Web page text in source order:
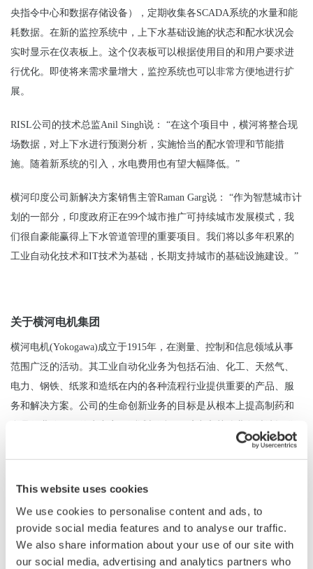
This website uses cookies
We use cookies to personalise content and ads, to
provide social media features and to analyse our traffic.
We also share information about your use of our site with
our social media, advertising and analytics partners who
央指令中心和数据存储设备），定期收集各SCADA系统的水量和能
耗数据。在新的监控系统中，上下水基础设施的状态和配水状况会
实时显示在仪表板上。这个仪表板可以根据使用目的和用户要求进
行优化。即使将来需求量增大，监控系统也可以非常方便地进行扩
展。
RISL公司的技术总监Anil Singh说： “在这个项目中，横河将整合现
场数据，对上下水进行预测分析，实施恰当的配水管理和节能措
施。随着新系统的引入，水电费用也有望大幅降低。”
横河印度公司新解决方案销售主管Raman Garg说： “作为智慧城市计
划的一部分，印度政府正在99个城市推广可持续城市发展模式，我
们很自豪能赢得上下水管道管理的重要项目。我们将以多年积累的
工业自动化技术和IT技术为基础，长期支持城市的基础设施建设。”
关于横河电机集团
横河电机(Yokogawa)成立于1915年，在测量、控制和信息领域从事
范围广泛的活动。其工业自动化业务为包括石油、化工、天然气、
电力、钢铁、纸浆和造纸在内的各种流程行业提供重要的产品、服
务和解决方案。公司的生命创新业务的目标是从根本上提高制药和
具有高精度和可靠性的重要仪器和设备。横河电机通过遍布61个国
38亿美元的销售额。垂询详情，请访问：
本新闻稿中的公司、组织和产品的名称是其各自所有者的商标
或注册商标。